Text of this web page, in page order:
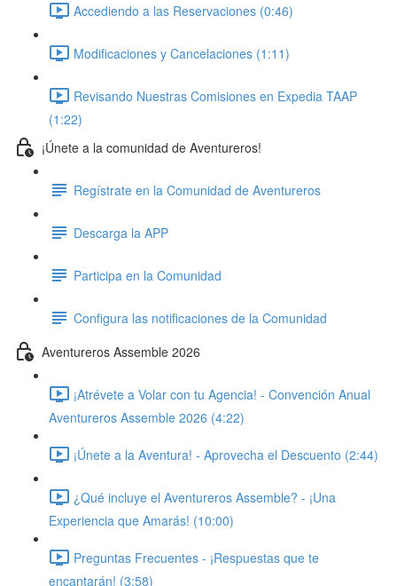
Accediendo a las Reservaciones (0:46)
Modificaciones y Cancelaciones (1:11)
Revisando Nuestras Comisiones en Expedia TAAP
(1:22)
¡Únete a la comunidad de Aventureros!
Regístrate en la Comunidad de Aventureros
Descarga la APP
Participa en la Comunidad
Configura las notificaciones de la Comunidad
Aventureros Assemble 2026
¡Atrévete a Volar con tu Agencia! - Convención Anual
Aventureros Assemble 2026 (4:22)
¡Únete a la Aventura! - Aprovecha el Descuento (2:44)
¿Qué incluye el Aventureros Assemble? - ¡Una
Experiencia que Amarás! (10:00)
Preguntas Frecuentes - ¡Respuestas que te
encantarán! (3:58)